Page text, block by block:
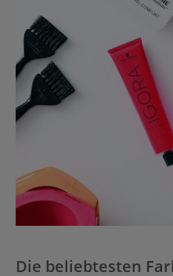
Die beliebtesten